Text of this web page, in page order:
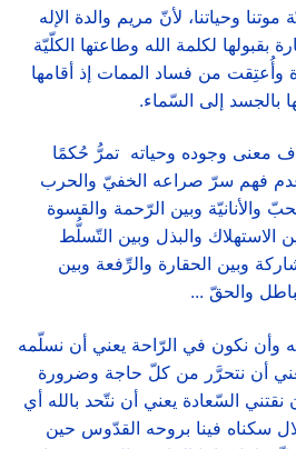
وحياتنا، لأنّ مريم والدة الإله
بقبولها لكلمة الله وطاعتها الكلّيّة
وأُعتِقت من فساد الممات إذ أقامها
بالجسد إلى السّماء.
معنى وجوده وحياته تمرُّ حُكمًا
عدم فهم سرّ صراعه الخفيّ والحرب
والأنانيّة وبين الرّحمة والقسوة
الاستهلاك والبذل وبين التّسلُّط
وبين الحقارة والرِّفعة وبين
والحقّ ...
وأن نكون في الرّاحة يعني أن نسلّمه
يعني أن نتحرَّر من كلّ حاجة وضرورة
السّعادة يعني أن نتّحد بالله أي
سكناه فينا بروحه القدّوس حين